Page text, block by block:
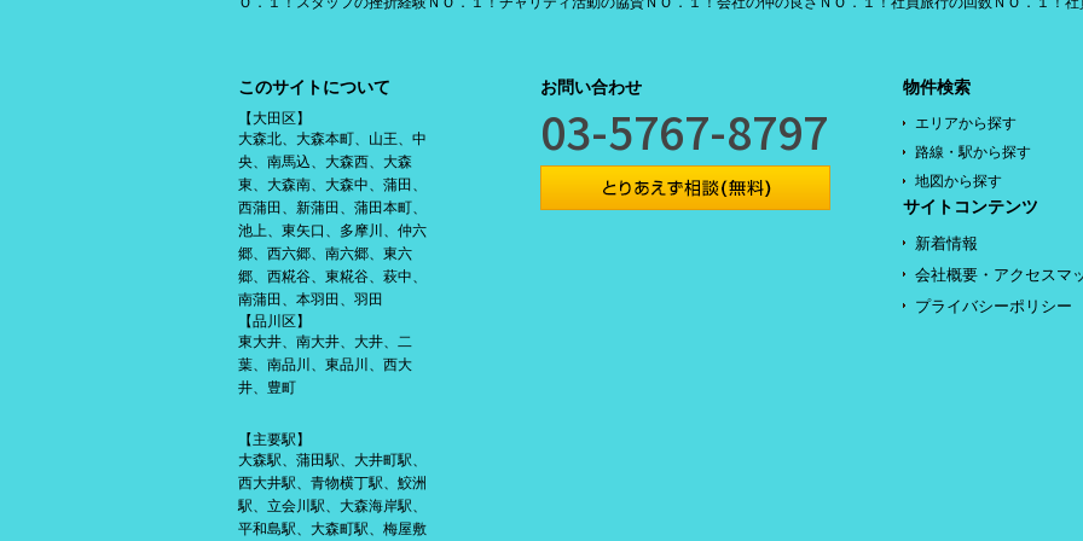
このサイトについて
【大田区】
大森北、大森本町、山王、中
央、南馬込、大森西、大森
東、大森南、大森中、蒲田、
西蒲田、新蒲田、蒲田本町、
池上、東矢口、多摩川、仲六
郷、西六郷、南六郷、東六
郷、西糀谷、東糀谷、萩中、
南蒲田、本羽田、羽田
【品川区】
東大井、南大井、大井、二
葉、南品川、東品川、西大
井、豊町
【主要駅】
大森駅、蒲田駅、大井町駅、
西大井駅、青物横丁駅、鮫洲
駅、立会川駅、大森海岸駅、
平和島駅、大森町駅、梅屋敷
お問い合わせ
03-5767-8797
物件検索
エリアから探す
路線・駅から探す
地図から探す
サイトコンテンツ
新着情報
会社概要・アクセスマ
プライバシーポリシー